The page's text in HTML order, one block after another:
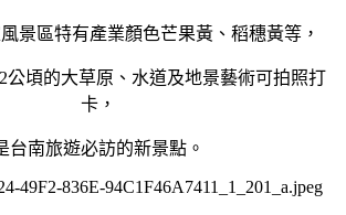
景區特有產業顏色芒果黃、稻穗黃等，
公頃的大草原、水道及地景藝術可拍照打
卡，
台南旅遊必訪的新景點。